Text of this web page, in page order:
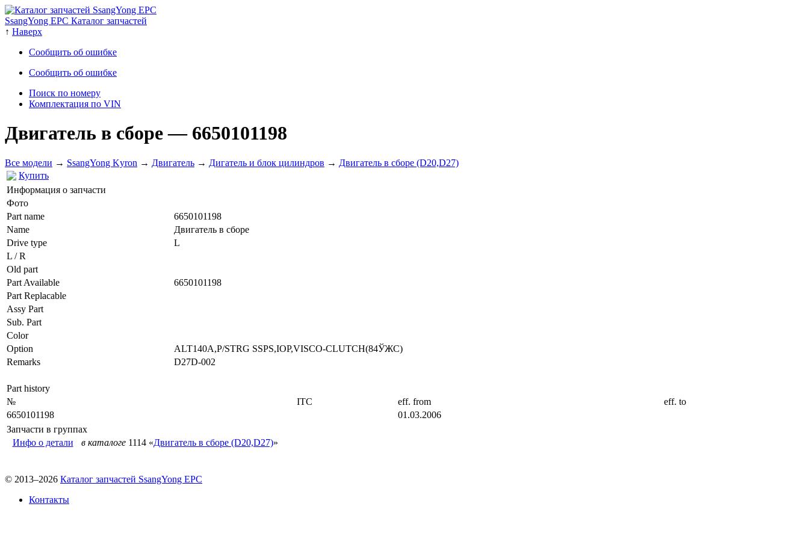
SsangYong EPC Каталог запчастей
↑ Наверх
Сообщить об ошибке
Сообщить об ошибке
Поиск по номеру
Комплектация по VIN
Двигатель в сборе— 6650101198
Все модели → SsangYong Kyron → Двигатель → Дигатель и блок цилиндров → Двигатель в сборе (D20,D27)
Купить
Информация о запчасти
Фото
Part name
6650101198
Name
Двигатель в сборе
Drive type
L
L / R
Old part
Part Available
6650101198
Part Replacable
Assy Part
Sub. Part
Color
Option
ALT140A,P/STRG SSPS,IOP,VISCO-CLUTCH(84ЎЖC)
Remarks
D27D-002
Part history
№
ITC eff. from
eff. to
6650101198
01.03.2006
Запчасти в группах
Инфо о детали
в каталоге 1114 «Двигатель в сборе (D20,D27)»
© 2013–2026 Каталог запчастей SsangYong EPC
Контакты